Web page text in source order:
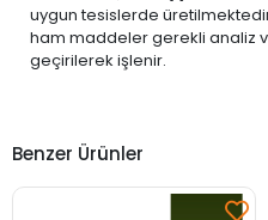
uygun tesislerde
ham maddeler gerekli analiz
geçirilerek işlenir.
Benzer Ürünler